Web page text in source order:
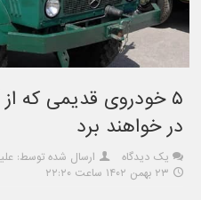
۵ خودروی قدیمی که
در خواهند برد
یک دیدگاه
ارسال شده توسط:
۲۳ بهمن ۱۴۰۲ ساعت ۲۲:۲۰